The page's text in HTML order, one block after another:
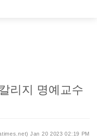
리지 명예교수
Jan 20 2023 02:19 PM